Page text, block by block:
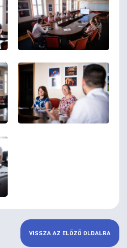
VISSZA AZ ELŐZŐ OLDALRA